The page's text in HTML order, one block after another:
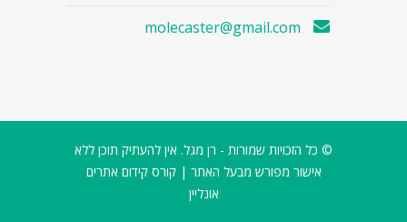
molecaster@gmail.com
© כל הזכויות שמורות - רן מגל. אין להעתיק תוכן ללא
אישור מפורש מבעל האתר |קורס קידום אתרים
אונליין